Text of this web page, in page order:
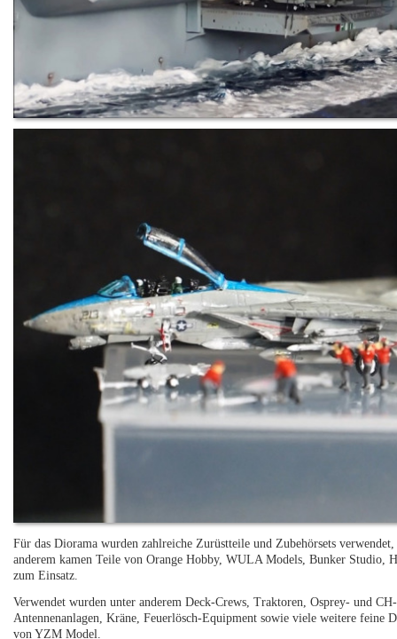
Für das Diorama wurden zahlreiche Zurüstteile und Zubehörsets
anderem kamen Teile von Orange Hobby, WULA Models, Bunker
zum Einsatz.
Verwendet wurden unter anderem Deck-Crews, Traktoren, Osprey- und
Antennenanlagen, Kräne, Feuerlösch-Equipment sowie viele weitere feine
von YZM Model.